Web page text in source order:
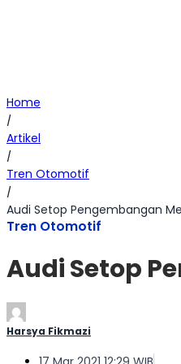
Home
/
Artikel
/
Tren Otomotif
/
Audi Setop Pengembangan
Tren Otomotif
Audi Setop
Harsya Fikmazi